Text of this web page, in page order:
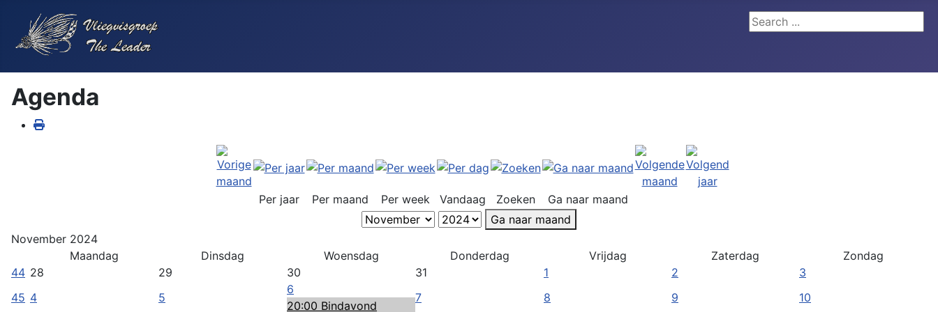
Search ...
Agenda
Per jaar Per maand Per week Vandaag Zoeken
Ga naar maand
Ga naar maand
November 2024
Maandag
Dinsdag Woensdag Donderdag Vrijdag Zaterdag
Zondag
44 28 29 30 31 1 2
3
45 4 5
6
20:00 Bindavond
7 8 9
10